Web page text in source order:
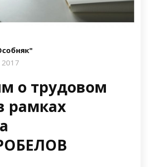
о трудовом
рамках